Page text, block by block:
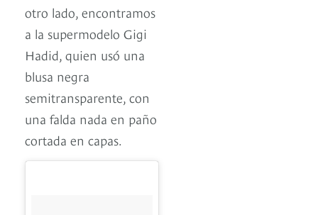
otro lado, encontramos
a la supermodelo Gigi
Hadid, quien usó una
blusa negra
semitransparente, con
una falda nada en paño
cortada en capas.